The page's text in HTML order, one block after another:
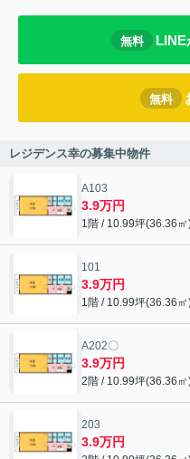
無料 LINE
無料
レジデンス幸の募集中物件
A103
3.9万円
1階 / 10.99坪(36.36㎡
101
3.9万円
1階 / 10.99坪(36.36㎡
A202〇
3.9万円
2階 / 10.99坪(36.36㎡
203
3.9万円